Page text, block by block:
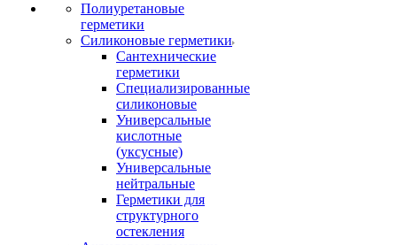
Полиуретановые
герметики
Силиконовые герметики
Сантехнические
герметики
Специализированные
силиконовые
Универсальные
кислотные
(уксусные)
Универсальные
нейтральные
Герметики для
структурного
остекления